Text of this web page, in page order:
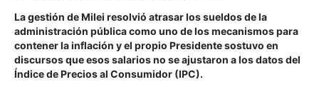
La gestión de Milei resolvió atrasar los sueldos de la
administración pública como uno de los mecanismos para
contener la inflación y el propio Presidente sostuvo en
discursos que esos salarios no se ajustaron a los datos del
Índice de Precios al Consumidor (IPC).